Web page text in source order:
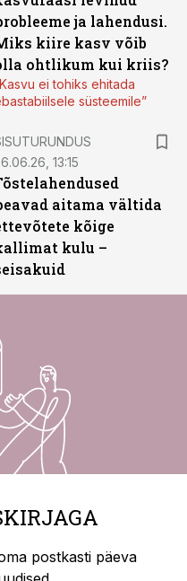
ja lahendusi.
kiire kasv võib
ohtlikum kui kriis?
ei tohiks ehitada
süsteemile”
13:15
aitama vältida
kõige
kulu –
postkasti päeva